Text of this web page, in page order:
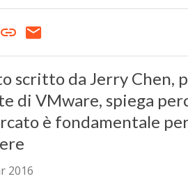
scritto da Jerry Chen,
di VMware, spiega
è fondamentale
2016